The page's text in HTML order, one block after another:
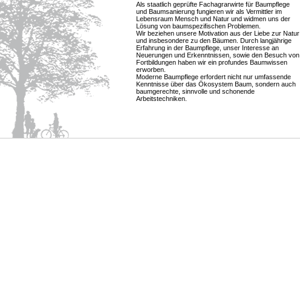
Als staatlich geprüfte Fachagrarwirte für Baumpflege
und Baumsanierung fungieren wir als Vermittler im
Lebensraum Mensch und Natur und widmen uns der
Lösung von baumspezifischen Problemen.
Wir beziehen unsere Motivation aus der Liebe zur Natur
und insbesondere zu den Bäumen. Durch langjährige
Erfahrung in der Baumpflege, unser Interesse an
Neuerungen und Erkenntnissen, sowie den Besuch von
Fortbildungen haben wir ein profundes Baumwissen
erworben.
Moderne Baumpflege erfordert nicht nur umfassende
Kenntnisse über das Ökosystem Baum, sondern auch
baumgerechte, sinnvolle und schonende
Arbeitstechniken.